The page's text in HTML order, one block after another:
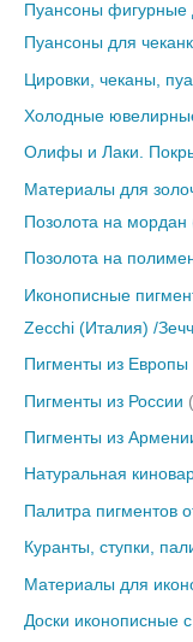
Пуансоны фигурные
Пуансоны для
Цировки, чеканы,
Холодные
Олифы и Лаки.
Материалы для
Позолота на
Позолота на
Иконописные
Zecchi (Италия) /
Пигменты из Европы
Пигменты из России
Пигменты из
Натуральная
Палитра пигментов
Куранты, ступки,
Материалы для
Доски иконописные